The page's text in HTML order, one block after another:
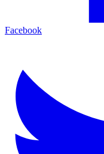
Facebook